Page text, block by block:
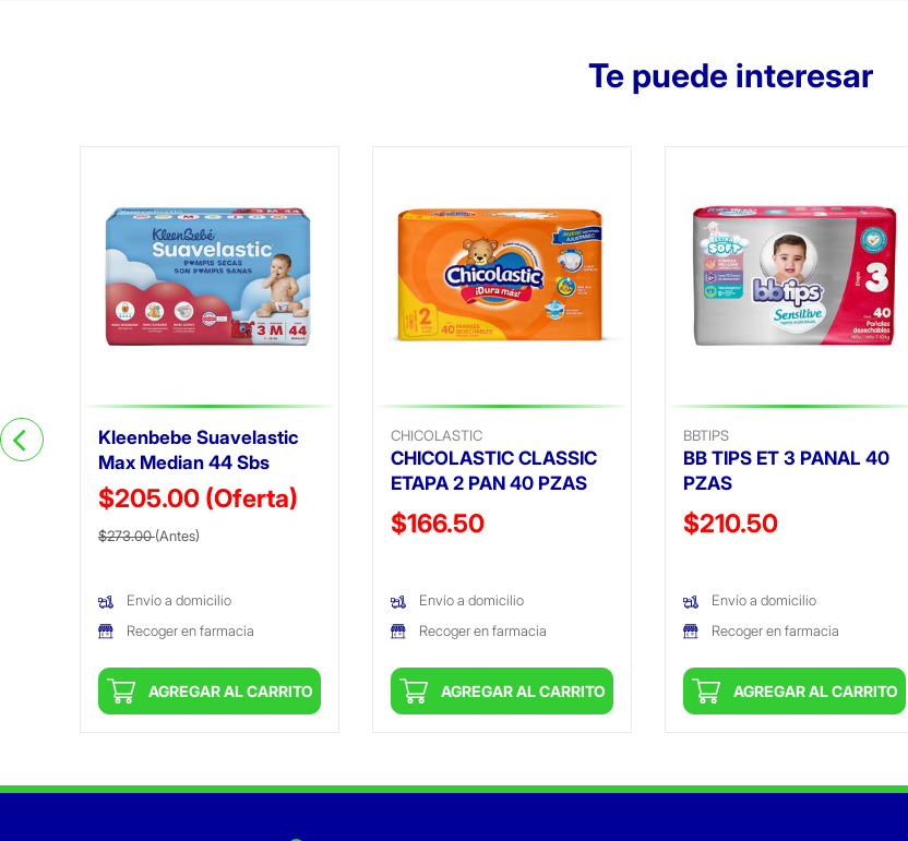
Te puede interesar
Kleenbebe Suavelastic
Max Median 44 Sbs
$205.00 (Oferta)
Precio reducido de
$273.00(Antes)
Envío a domicilio
Recoger en farmacia
AGREGAR AL CARRITO
CHICOLASTIC
CHICOLASTIC CLASSIC
ETAPA 2 PAN 40 PZAS
Precio reducido de
$166.50
Envío a domicilio
Recoger en farmacia
AGREGAR AL CARRITO
BBTIPS
BB TIPS ET 3 PANAL 40
PZAS
Precio reducido de
$210.50
Envío a domicilio
Recoger en farmacia
AGREGAR AL CARRITO